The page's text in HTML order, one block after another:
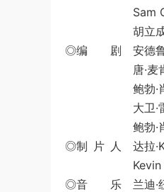
Sam
胡立成 /
◎编 剧 安德鲁·
唐·麦肯内
鲍勃·肖 /
大卫·雷诺
鲍勃·肖 /
◎制 片 人 达拉
Kevin
◎音 乐 兰迪·纽